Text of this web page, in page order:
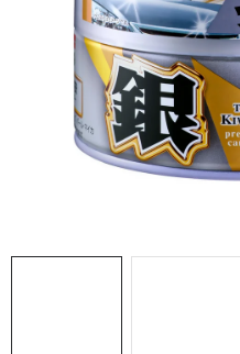
NAŠE SLUŽBY
KONTAKTY
PRODÁVANÉ ZNAČKY